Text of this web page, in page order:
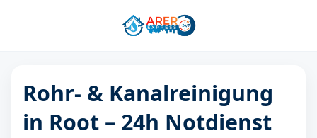
Rohr- & Kanalreinigung
in Root – 24h Notdienst